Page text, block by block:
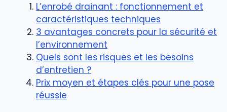
L’enrobé drainant : fonctionnement et
caractéristiques techniques
3 avantages concrets pour la sécurité et
l’environnement
Quels sont les risques et les besoins
d’entretien ?
Prix moyen et étapes clés pour une pose
réussie